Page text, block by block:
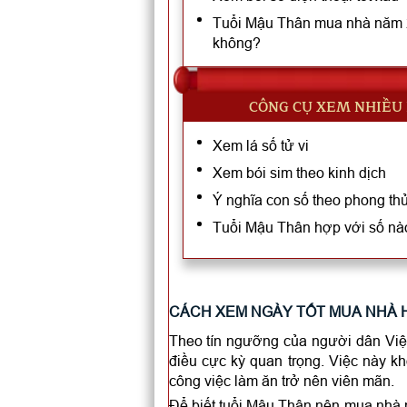
Tuổi Mậu Thân mua nhà năm
không?
CÔNG CỤ XEM NHIỀU
Xem lá số tử vi
Xem bói sim theo kinh dịch
Ý nghĩa con số theo phong
Tuổi Mậu Thân hợp với số
CÁCH XEM NGÀY TỐT MUA NHÀ
Theo tín ngưỡng của người dân
điều cực kỳ quan trọng. Việc này
công việc làm ăn trở nên viên mãn.